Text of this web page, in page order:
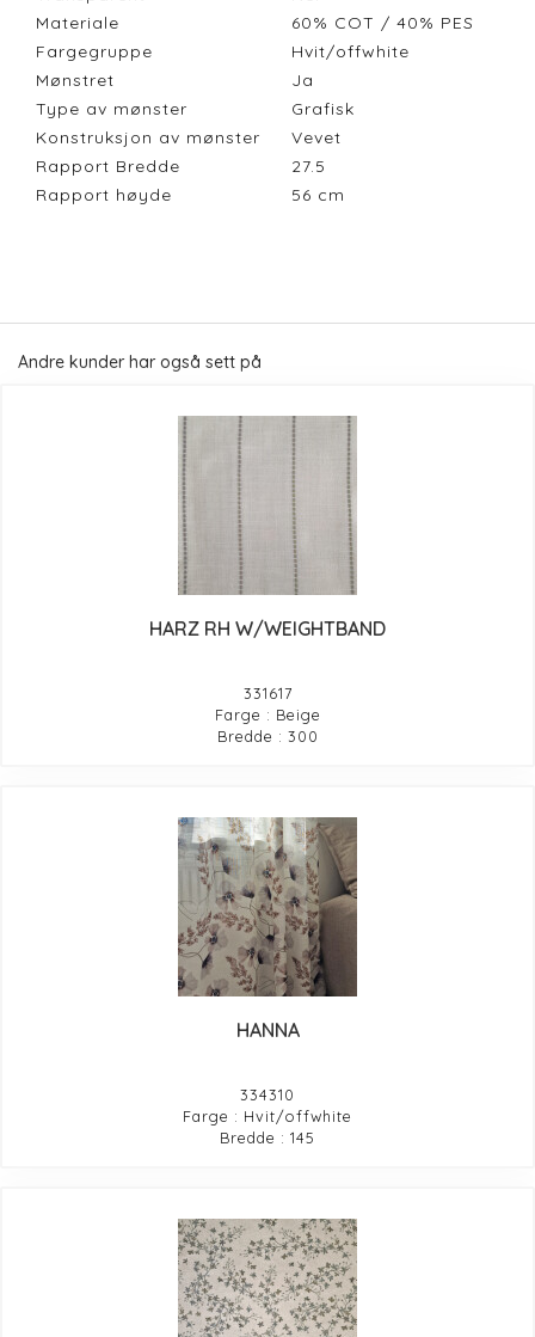
Materiale
60% COT / 40% PES
Fargegruppe
Hvit/offwhite
Mønstret
Ja
Type av mønster
Grafisk
Konstruksjon av mønster
Vevet
Rapport Bredde
27.5
Rapport høyde
56 cm
Andre kunder har også sett på
HARZ RH W/WEIGHTBAND
331617
Farge : Beige
Bredde : 300
HANNA
334310
Farge : Hvit/offwhite
Bredde : 145